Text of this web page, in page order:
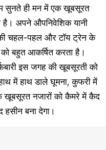
सुनते ही मन में एक खूबसूरत
है। अपने औपनिवेशिक यानी
की चहल-पहल और टॉय ट्रेन के
बहुत आकर्षित करता है।
इस जगह की खूबसूरती को
में हाथ डाले घूमना, कुफरी में
खूबसूरत नजारों को कैमरे में कैद
बना देगा।